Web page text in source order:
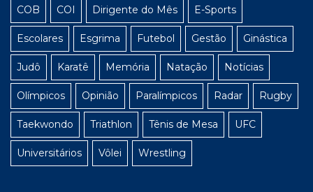
COB COI Dirigente do Mês E-Sports
Escolares Esgrima Futebol Gestão Ginástica
Judô Karatê Memória Natação Notícias
Olímpicos Opinião Paralímpicos Radar Rugby
Taekwondo Triathlon Tênis de Mesa UFC
Universitários Vôlei Wrestling